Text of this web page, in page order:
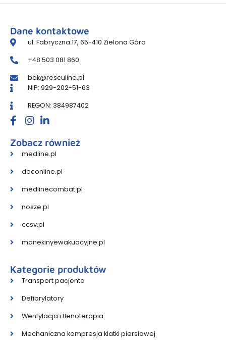
Dane kontaktowe
ul. Fabryczna 17, 65-410 Zielona Góra
+48 503 081 860
bok@resculine.pl
NIP: 929-202-51-63
REGON: 384987402
Zobacz również
medline.pl
deconline.pl
medlinecombat.pl
nosze.pl
ccsv.pl
manekinyewakuacyjne.pl
Kategorie produktów
Transport pacjenta
Defibrylatory
Wentylacja i tlenoterapia
Mechaniczna kompresja klatki piersiowej